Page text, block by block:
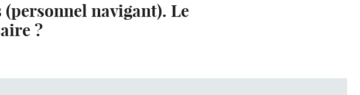
(personnel navigant). Le
?